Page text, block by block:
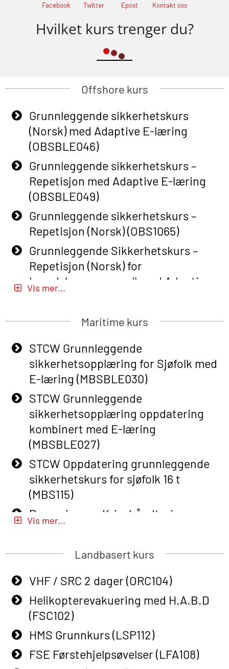
Facebook Twitter Epost Kontakt oss
Hvilket kurs trenger du?
Offshore kurs
Grunnleggende sikkerhetskurs
(Norsk) med Adaptive E-læring
(OBSBLE046)
Grunnleggende sikkerhetskurs –
Repetisjon med Adaptive E-læring
(OBSBLE049)
Grunnleggende sikkerhetskurs –
Repetisjon (Norsk) (OBS1065)
Grunnleggende Sikkerhetskurs –
Repetisjon (Norsk) for
beredskapspersonell med Adaptive
E-læring (OBSBLE051)
Basic Safety Training (English) – with
Adaptive E-learning (OBSBLE047)
Basic Safety Training – Refresher
Course (English) with E-learning
(OBSBLE048)
Basic Safety Training – Refresher
Course (English) (OBS1063)
Basic Safety Training – Refresher
Course (English) for emergency
response personnel with Adaptive E-
learning (OBSBLE050)
Helikopterevakuering inkl pustelunge
med adaptive e-læring (OSEBLE018)
Airpocket with E-learning (English)
Additional Basic Safety Training for
the Norwegian Sector (OBS117)
Grunnleggende Sikkerhetskurs –
Rep. for helikoptermannskap inkl.
HABD (FSC122)
Vis mer...
Maritime kurs
STCW Grunnleggende
sikkerhetsopplæring for Sjøfolk med
E-læring (MBSBLE030)
STCW Grunnleggende
sikkerhetsopplæring oppdatering
kombinert med E-læring
(MBSBLE027)
STCW Oppdatering grunnleggende
sikkerhetskurs for sjøfolk 16 t
(MBS115)
Passasjer- og Krisehåndtering
(MBSBLE020)
Passasjer- og Krisehåndtering
oppdatering (MBSBLE019)
STCW Grunnleggende
sikkerhetsopplæring for fiskere
(MBSBLE031)
STCW Grunnleggende
sikkerhetsopplæring for fiskere
oppdatering (MBSBLE032)
Vis mer...
Landbasert kurs
VHF / SRC 2 dager (ORC104)
Helikopterevakuering med H.A.B.D
(FSC102)
HMS Grunnkurs (LSP112)
FSE Førstehjelpsøvelser (LFA108)